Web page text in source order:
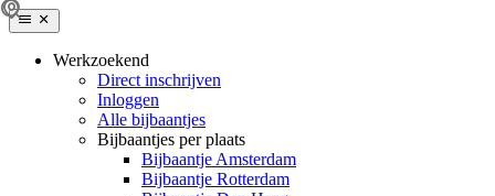
Werkzoekend
Direct inschrijven
Inloggen
Alle bijbaantjes
Bijbaantjes per plaats
Bijbaantje Amsterdam
Bijbaantje Rotterdam